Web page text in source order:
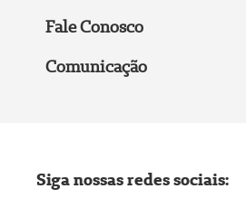
Fale Conosco
Comunicação
Siga nossas redes sociais: